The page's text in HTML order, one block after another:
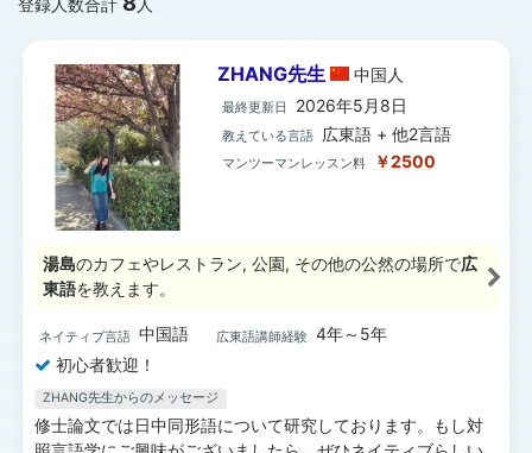
登録人数合計 人
ZHANG先生 中国 人
最終更新日 2026年5月8日
教えている言語 広東語 + 他2言語
マンツーマンレッスン料 ￥2500
湯島のカフェやレストラン, 公園, その他の公然の場所で広
東語を教えます。
ネイティブ言語 中国語 広東語講師経験 4年～5年
初心者歓迎！
ZHANG先生からのメッセージ
修士論文では日中同形語について研究しております。もし対